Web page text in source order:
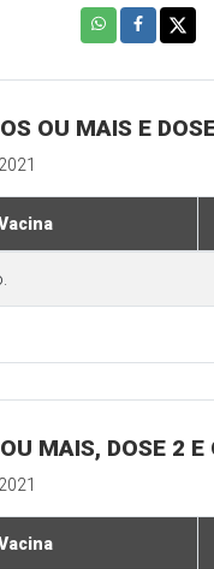
OU MAIS E
MAIS, DOSE 2 E